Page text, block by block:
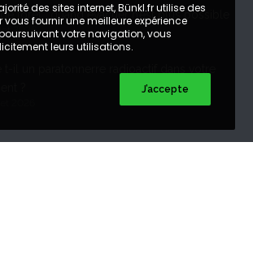
forêt : quand évacuer n’est plus possible
2026
?
des sites internet, Bünkl.fr utilise des
vous fournir une meilleure expérience
votre navigation, vous
leurs utilisations.
J’accepte